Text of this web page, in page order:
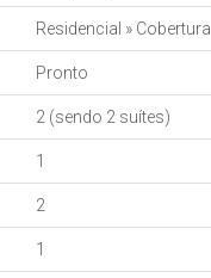
Residencial » Cobertura
Pronto
2 (sendo 2 suítes)
1
2
1